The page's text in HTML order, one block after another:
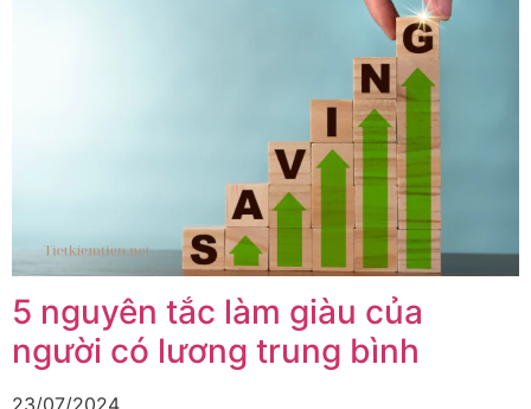
5 nguyên tắc làm giàu của
người có lương trung bình